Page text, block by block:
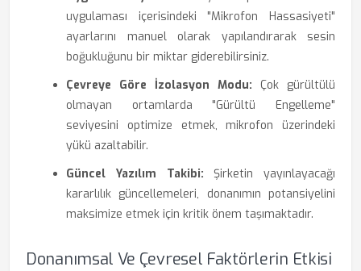
uygulaması içerisindeki "Mikrofon Hassasiyeti"
ayarlarını manuel olarak yapılandırarak sesin
boğukluğunu bir miktar giderebilirsiniz.
Çevreye Göre İzolasyon Modu: Çok gürültülü
olmayan ortamlarda "Gürültü Engelleme"
seviyesini optimize etmek, mikrofon üzerindeki
yükü azaltabilir.
Güncel Yazılım Takibi: Şirketin yayınlayacağı
kararlılık güncellemeleri, donanımın potansiyelini
maksimize etmek için kritik önem taşımaktadır.
Donanımsal Ve Çevresel Faktörlerin Etkisi